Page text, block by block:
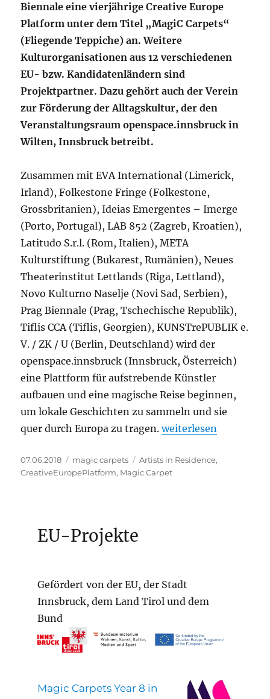
Biennale eine vierjährige Creative Europe
Platform unter dem Titel „MagiC Carpets“
(Fliegende Teppiche) an. Weitere
Kulturorganisationen aus 12 verschiedenen
EU- bzw. Kandidatenländern sind
Projektpartner. Dazu gehört auch der Verein
zur Förderung der Alltagskultur, der den
Veranstaltungsraum openspace.innsbruck in
Wilten, Innsbruck betreibt.
Zusammen mit EVA International (Limerick,
Irland), Folkestone Fringe (Folkestone,
Grossbritanien), Ideias Emergentes – Imerge
(Porto, Portugal), LAB 852 (Zagreb, Kroatien),
Latitudo S.r.l. (Rom, Italien), META
Kulturstiftung (Bukarest, Rumänien), Neues
Theaterinstitut Lettlands (Riga, Lettland),
Novo Kulturno Naselje (Novi Sad, Serbien),
Prag Biennale (Prag, Tschechische Republik),
Tiflis CCA (Tiflis, Georgien), KUNSTrePUBLIK e.
V. / ZK / U (Berlin, Deutschland) wird der
openspace.innsbruck (Innsbruck, Österreich)
eine Plattform für aufstrebende Künstler
aufbauen und eine magische Reise beginnen,
um lokale Geschichten zu sammeln und sie
quer durch Europa zu tragen.„„MAGIC CARPETS“
weiterlesen
Veröffentlicht
am
07.06.2018 Kategorien
magic carpets Schlagwörter
Artists in Residence,
CreativeEuropePlatform, Magic Carpet
EU-Projekte
Gefördert von der EU, der Stadt
Innsbruck, dem Land Tirol und dem
Bund
Magic Carpets Year 8 in